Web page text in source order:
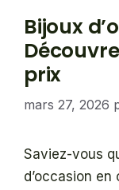
Bijoux
prix
mars 27, 2026
Saviez-vous
d’occasion